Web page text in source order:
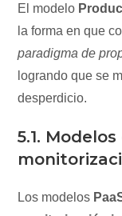
El modelo
la forma en que
paradigma de
logrando que se
desperdicio.
5.1.
Los modelos